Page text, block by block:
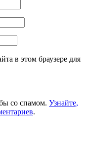
в этом браузере для
со спамом. Узнайте,
.